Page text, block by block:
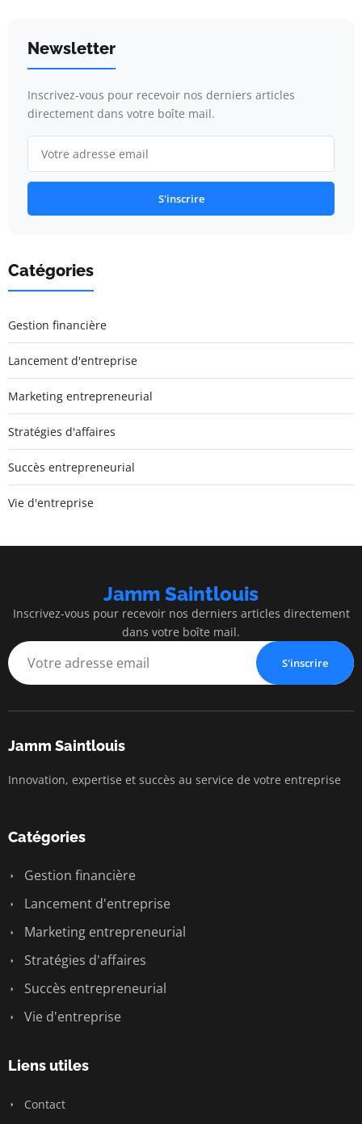
Newsletter
Inscrivez-vous pour recevoir nos derniers articles
directement dans votre boîte mail.
S'inscrire
Catégories
Gestion financière
Lancement d'entreprise
Marketing entrepreneurial
Stratégies d'affaires
Succès entrepreneurial
Vie d'entreprise
Jamm Saintlouis
Inscrivez-vous pour recevoir nos derniers articles directement
dans votre boîte mail.
S'inscrire
Jamm Saintlouis
Innovation, expertise et succès au service de votre entreprise
Catégories
Gestion financière
Lancement d'entreprise
Marketing entrepreneurial
Stratégies d'affaires
Succès entrepreneurial
Vie d'entreprise
Liens utiles
Contact